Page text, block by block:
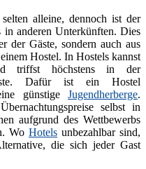
alleine, dennoch ist der
in anderen Unterkünften. Dies
der Gäste, sondern auch aus
Hostel. In Hostels kannst
triffst höchstens in der
Dafür ist ein Hostel
günstige Jugendherberge.
selbst in
aufgrund des Wettbewerbs
Wo Hotels unbezahlbar sind,
die sich jeder Gast